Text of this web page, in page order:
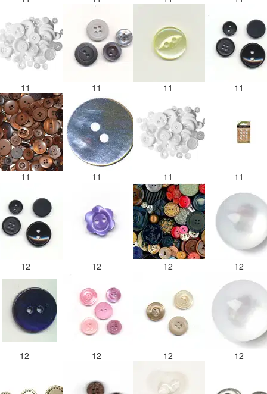
11 11 11 11
11 11 11 11
12 12 12 12
12 12 12 12